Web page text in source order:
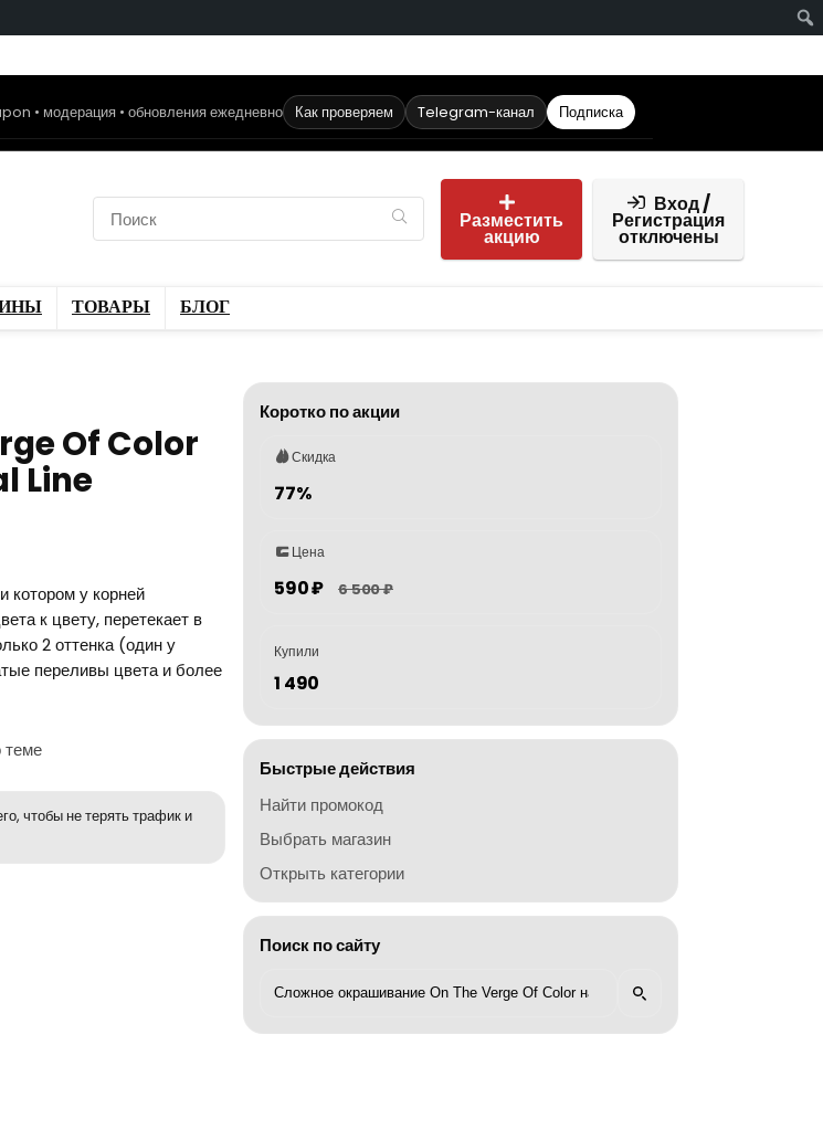
• модерация • обновления ежедневно Как проверяем Telegram-канал Подписка
Разместить
акцию
Вход /
Регистрация
отключены
ТОВАРЫ БЛОГ
Of Color
Line
у корней
к цвету, перетекает в
2 оттенка (один у
переливы цвета и более
теме
чтобы не терять трафик и
Коротко по акции
Скидка
77%
Цена
590 ₽ 6 500 ₽
Купили
1 490
Быстрые действия
Найти промокод
Выбрать магазин
Открыть категории
Поиск по сайту